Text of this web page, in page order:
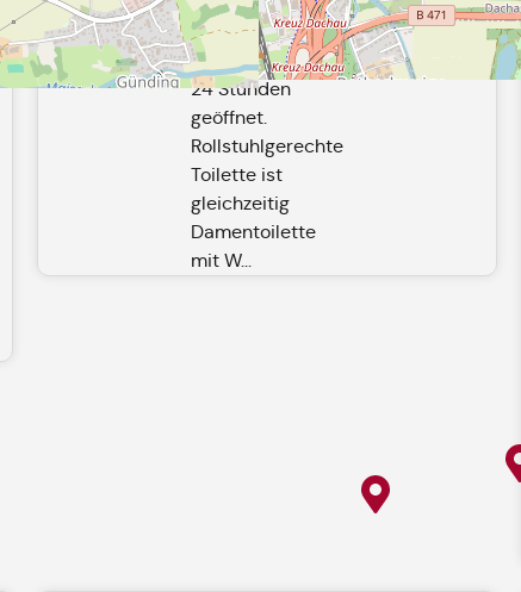
/
Fahrradparkhaus.
24 Stunden
geöffnet.
Rollstuhlgerechte
Toilette ist
gleichzeitig
Damentoilette
mit W...
Mehr lesen